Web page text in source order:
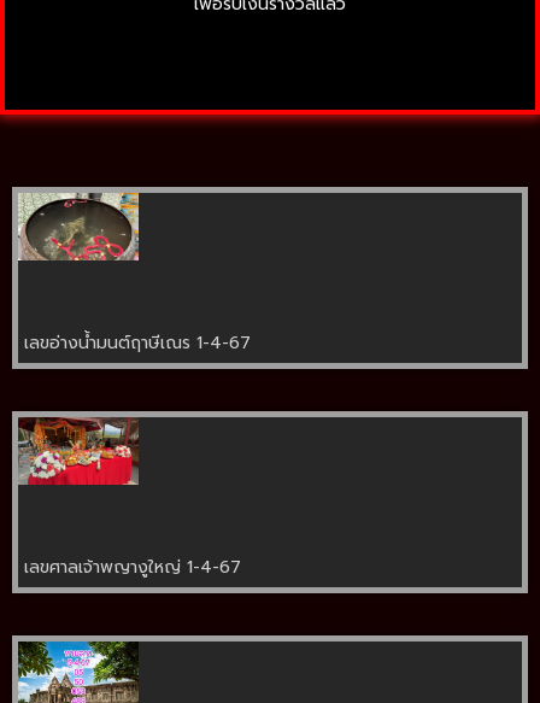
เลขอ่างน้ำมนต์ฤาษีเณร 1-4-67
เลขศาลเจ้าพญางูใหญ่ 1-4-67